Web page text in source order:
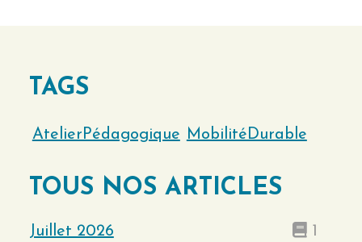
TAGS
AtelierPédagogique MobilitéDurable
TOUS NOS ARTICLES
Juillet 2026
1